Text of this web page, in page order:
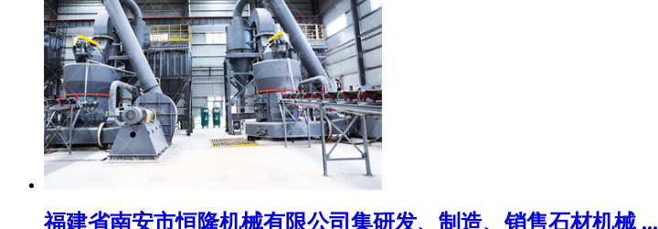
福建省南安市恒隆机械有限公司集研发、制造、销售石材机械 ...